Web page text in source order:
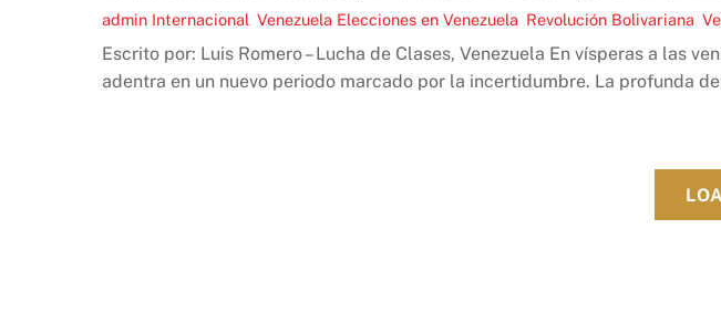
admin Internacional Venezuela Elecciones en Venezuela Revolución Bolivariana
Escrito por: Luis Romero – Lucha de Clases, Venezuela En vísperas a las
adentra en un nuevo periodo marcado por la incertidumbre. La profunda